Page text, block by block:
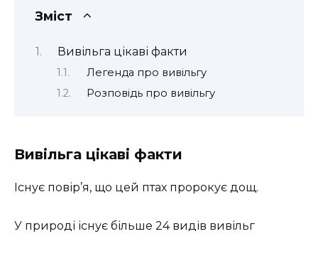
Зміст
Вивільга цікаві факти
Легенда про вивільгу
Розповідь про вивільгу
Вивільга цікаві факти
Існує повір’я, що цей птах пророкує дощ.
У природі існує більше 24 видів вивільг